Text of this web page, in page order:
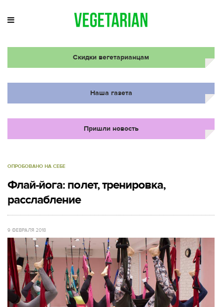
Скидки вегетарианцам
Наша газета
Пришли новость
ОПРОБОВАНО НА СЕБЕ
Флай-йога: полет, тренировка,
расслабление
9 ФЕВРАЛЯ 2018